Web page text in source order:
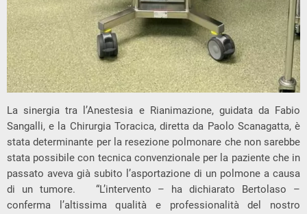
La sinergia tra l’Anestesia e Rianimazione, guidata da Fabio
Sangalli, e la Chirurgia Toracica, diretta da Paolo Scanagatta, è
stata determinante per la resezione polmonare che non sarebbe
stata possibile con tecnica convenzionale per la paziente che in
passato aveva già subito l’asportazione di un polmone a causa
di un tumore. “L’intervento – ha dichiarato Bertolaso –
conferma l’altissima qualità e professionalità del nostro